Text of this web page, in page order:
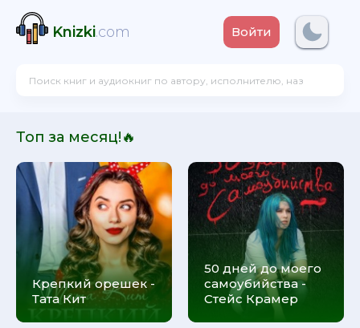
Knizki.com Войти
Топ за месяц!🔥
Крепкий орешек -
Тата Кит
50 дней до моего
самоубийства -
Стейс Крамер